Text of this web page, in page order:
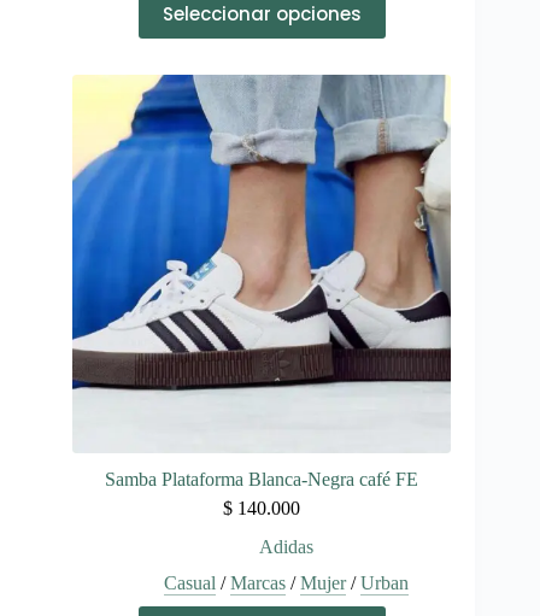
Seleccionar opciones
producto
tiene
variantes.
opciones
se
pueden
página
de
producto
Samba Plataforma Blanca-Negra café FE
$ 140.000
Adidas
Casual /Marcas/Mujer/Urban